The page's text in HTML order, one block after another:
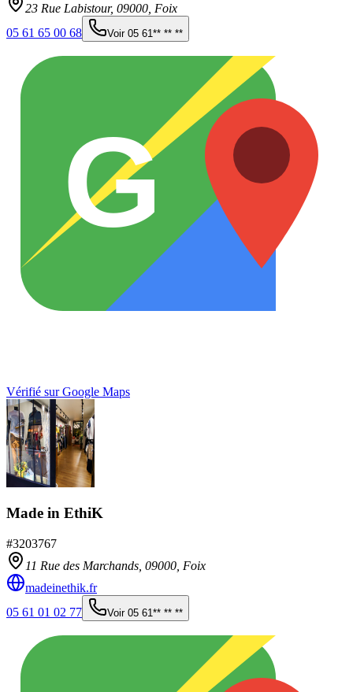
23 Rue Labistour, 09000 Foix
05 61 65 00 68
Voir 05 61** ** **
G
Vérifié sur Google Maps
Made in EthiK
#3203767
11 Rue des Marchands, 09000 Foix
madeinethik.fr
05 61 01 02 77
Voir 05 61** ** **